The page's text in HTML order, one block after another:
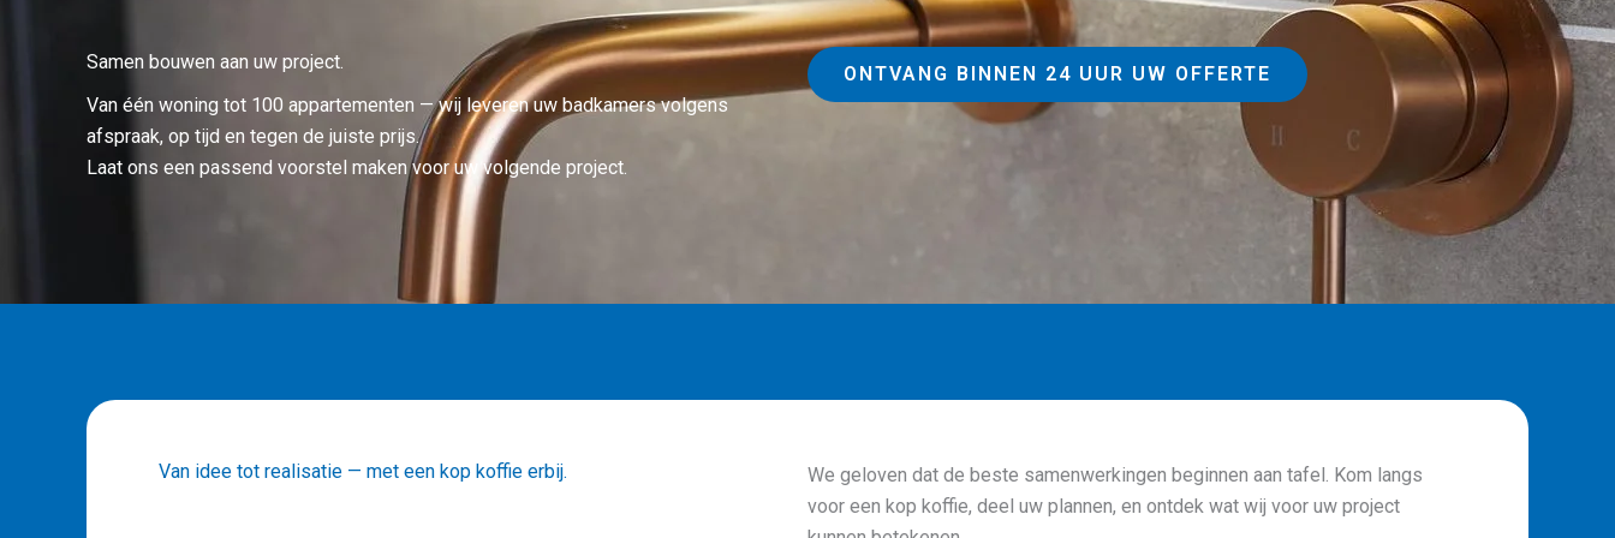
Samen bouwen aan uw project.
Van één woning tot 100 appartementen — wij leveren uw badkamers volgens
afspraak, op tijd en tegen de juiste prijs.
Laat ons een passend voorstel maken voor uw volgende project.
ONTVANG BINNEN 24 UUR UW OFFERTE
Van idee tot realisatie — met een kop koffie erbij.
We geloven dat de beste samenwerkingen beginnen aan tafel. Kom langs
voor een kop koffie, deel uw plannen, en ontdek wat wij voor uw project